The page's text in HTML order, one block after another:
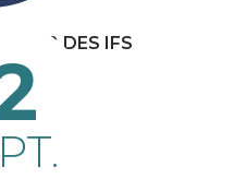
CLUB DES IFS